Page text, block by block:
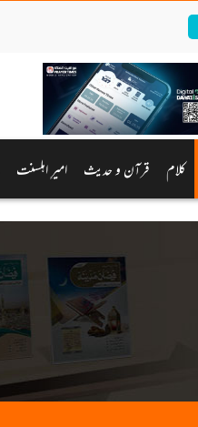
کلام قرآن و حدیث امیرِ اہلسنت